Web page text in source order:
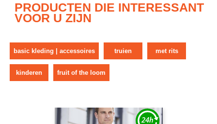
PRODUCTEN DIE INTERESSANT
VOOR U ZIJN
basic kleding | accessoires truien met rits
kinderen fruit of the loom